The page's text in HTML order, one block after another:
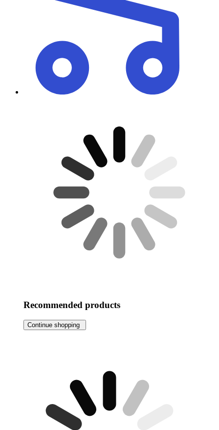
Recommended products
Continue shopping